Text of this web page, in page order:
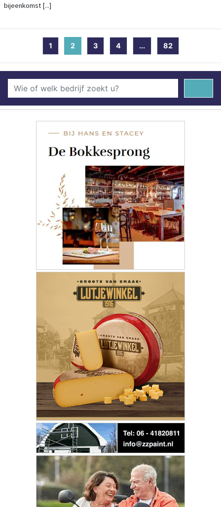
bijeenkomst [...]
1 2(current)
3 4 ... 82